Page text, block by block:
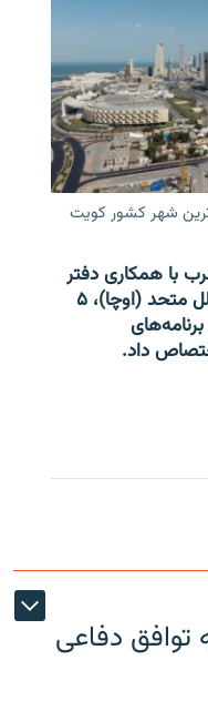
شهر کشور کویت
با همکاری دفتر
هماهنگی امور بشردوستانه سازمان ملل متحد (اوچا)، ۵
داد.
توافق دفاعی